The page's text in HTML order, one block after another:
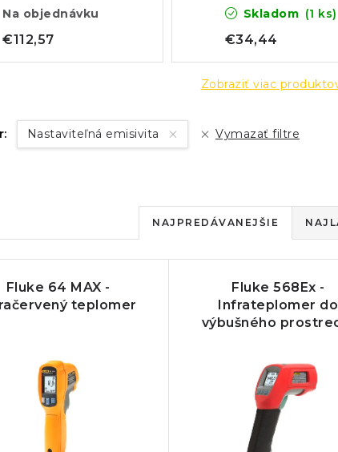
Infračervený
teplomer s vpichovou
sondou
Na objednávku
€112,57
+500°C)
Skladom (1 ks)
€34,44
Zobraziť viac
Nastaviteľná emisivita Vymazať filtre
R
a
NAJPREDÁVANEJŠIE
Fluke 64 MAX -
teplomer
Fluke 568Ex -
Infrateplomer do
výbušného